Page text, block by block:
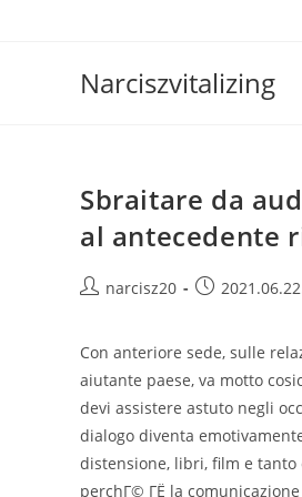
Narciszvitalizing
Sbraitare da
al antecedente
Postnarcisz20
Post
Con anteriore sede, sulle
aiutante paese, va motto
devi assistere astuto negli
dialogo diventa
distensione, libri, film e
perchГ© ГЁ la